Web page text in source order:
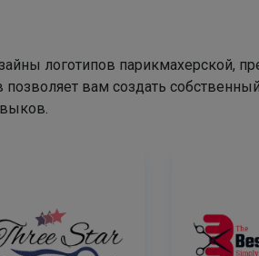
логотипов парикмахерской,
вам создать